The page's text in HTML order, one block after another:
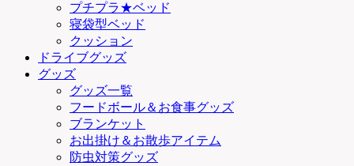
プチプラ★ベッド
寝袋型ベッド
クッション
ドライブグッズ
グッズ
グッズ一覧
フードボール＆お食事グッズ
ブランケット
お出掛け＆お散歩アイテム
防虫対策グッズ